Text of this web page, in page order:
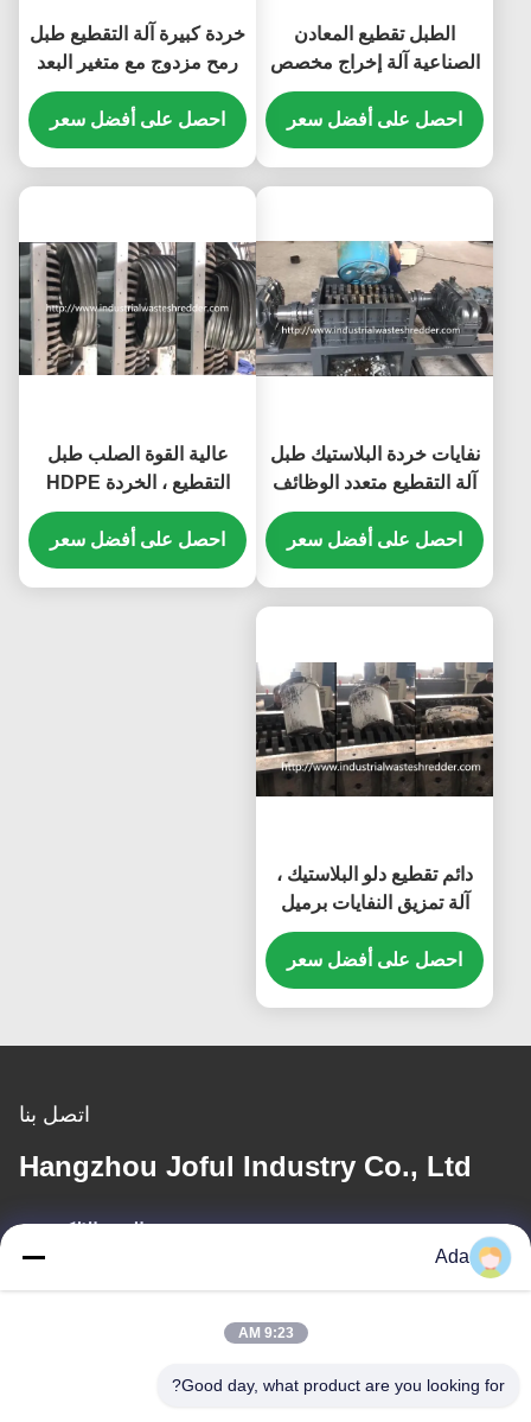
الطبل تقطيع المعادن
الصناعية آلة إخراج مخصص
للحاويات جوفاء
احصل على أفضل سعر
خردة كبيرة آلة التقطيع طبل
رمح مزدوج مع متغير البعد
احصل على أفضل سعر
نفايات خردة البلاستيك طبل
آلة التقطيع متعدد الوظائف
سعة مخصصة
احصل على أفضل سعر
عالية القوة الصلب طبل
التقطيع ، الخردة HDPE
البلاستيك طبل التقطيع
احصل على أفضل سعر
دائم تقطيع دلو البلاستيك ،
آلة تمزيق النفايات برميل
سيارة كبيرة
احصل على أفضل سعر
اتصل بنا
Hangzhou Joful Industry Co., Ltd
البريد الإلكتروني
Ada
9:23 AM
Good day, what product are you looking for?